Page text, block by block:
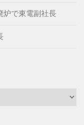
炉で東電副社長